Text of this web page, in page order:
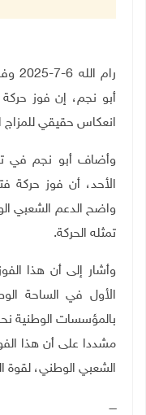
رام
أبو نجم، إن فوز
انعكاس حقيقي
وأضاف أبو نجم في
الأحد، أن فوز حركة
واضح الدعم الشعبي
تمثله الحركة.
وأشار إلى أن هذا
الأول في الساحة
بالمؤسسات الوطنية
مشددا على أن هذا
الشعبي الوطني، لقوة
ــــ